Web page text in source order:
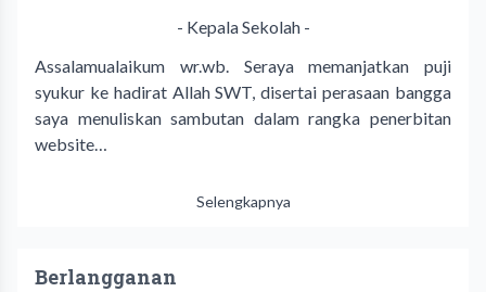
- Kepala Sekolah -
Assalamualaikum wr.wb. Seraya memanjatkan puji
syukur ke hadirat Allah SWT, disertai perasaan bangga
saya menuliskan sambutan dalam rangka penerbitan
website…
Selengkapnya
Berlangganan